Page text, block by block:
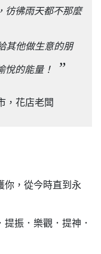
彷彿雨天都不那麼
其他做生意的朋
悅的能量！ ”
，花店老闆
你，從今時直到永
振．樂觀．提神．